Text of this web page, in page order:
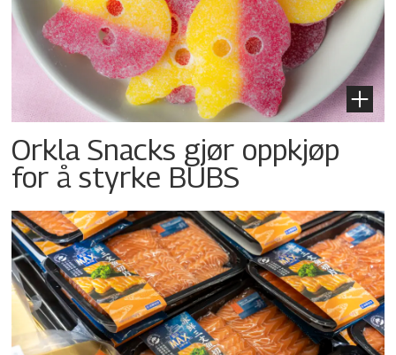
Orkla Snacks gjør oppkjøp
for å styrke BUBS